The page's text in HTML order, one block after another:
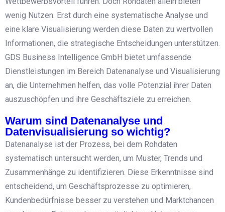
wenig Nutzen. Erst durch eine systematische Analyse und
eine klare Visualisierung werden diese Daten zu wertvollen
Informationen, die strategische Entscheidungen unterstützen.
GDS Business Intelligence GmbH bietet umfassende
Dienstleistungen im Bereich Datenanalyse und Visualisierung
an, die Unternehmen helfen, das volle Potenzial ihrer Daten
auszuschöpfen und ihre Geschäftsziele zu erreichen.
Warum sind Datenanalyse und
Datenvisualisierung so wichtig?
Datenanalyse ist der Prozess, bei dem Rohdaten
systematisch untersucht werden, um Muster, Trends und
Zusammenhänge zu identifizieren. Diese Erkenntnisse sind
entscheidend, um Geschäftsprozesse zu optimieren,
Kundenbedürfnisse besser zu verstehen und Marktchancen